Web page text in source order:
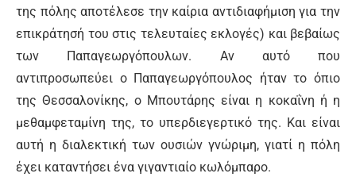
της πόλης αποτέλεσε την καίρια αντιδιαφήμιση για την
επικράτησή του στις τελευταίες εκλογές) και βεβαίως
των Παπαγεωργόπουλων. Αν αυτό που
αντιπροσωπεύει ο Παπαγεωργόπουλος ήταν το όπιο
της Θεσσαλονίκης, ο Μπουτάρης είναι η κοκαΐνη ή η
μεθαμφεταμίνη της, το υπερδιεγερτικό της. Και είναι
αυτή η διαλεκτική των ουσιών γνώριμη, γιατί η πόλη
έχει καταντήσει ένα γιγαντιαίο κωλόμπαρο.